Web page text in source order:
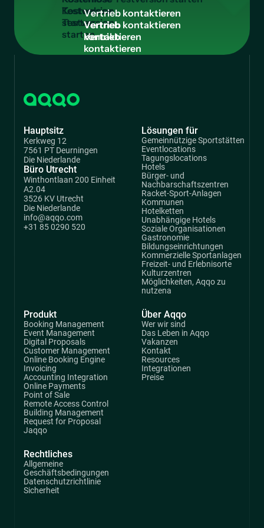
Testversion
starten
Vertrieb kontaktieren
Vertrieb
kontaktieren
Hauptsitz
Kerkweg 12
7561 PT Deurningen
Die Niederlande
Büro Utrecht
Winthontlaan 200 Einheit
A2.04
3526 KV Utrecht
Die Niederlande
info@aqqo.com
+31 85 0290 520
Produkt
Booking Management
Event Management
Digital Proposals
Customer Management
Online Booking Engine
Invoicing
Accounting Integration
Online Payments
Point of Sale
Remote Access Control
Building Management
Request for Proposal
Jaqqo
Lösungen für
Gemeinnützige Sportstätten
Eventlocations
Tagungslocations
Hotels
Bürger- und
Nachbarschaftszentren
Racket-Sport-Anlagen
Kommunen
Hotelketten
Unabhängige Hotels
Soziale Organisationen
Gastronomie
Bildungseinrichtungen
Kommerzielle Sportanlagen
Freizeit- und Erlebnisorte
Kulturzentren
Möglichkeiten, Aqqo zu
nutzena
Über Aqqo
Wer wir sind
Das Leben in Aqqo
Vakanzen
Kontakt
Resources
Integrationen
Preise
Rechtliches
Allgemeine
Geschäftsbedingungen
Datenschutzrichtlinie
Sicherheit